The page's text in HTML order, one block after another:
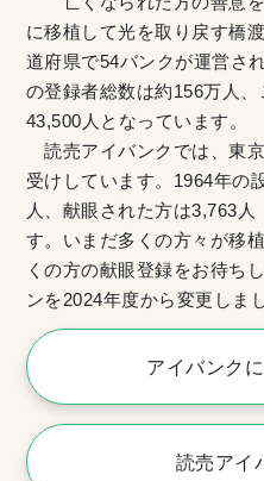
に移植して光を取り戻す橋
道府県で54バンクが運営さ
の登録者総数は約156万人
43,500人となっています。
読売アイバンクでは、東
受けしています。1964年の
人、献眼された方は3,763人
す。いまだ多くの方々が移
くの方の献眼登録をお待ち
ンを2024年度から変更しま
アイバンク
読売アイ